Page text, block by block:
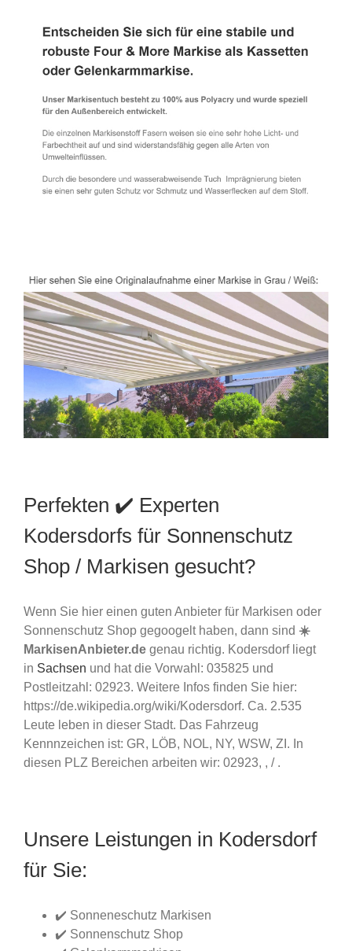
Perfekten ✔️ Experten
Kodersdorfs für Sonnenschutz
Shop / Markisen gesucht?
Wenn Sie hier einen guten Anbieter für Markisen oder
Sonnenschutz Shop gegoogelt haben, dann sind ☀️
MarkisenAnbieter.de genau richtig. Kodersdorf liegt
in Sachsen und hat die Vorwahl: 035825 und
Postleitzahl: 02923. Weitere Infos finden Sie hier:
https://de.wikipedia.org/wiki/Kodersdorf. Ca. 2.535
Leute leben in dieser Stadt. Das Fahrzeug
Kennnzeichen ist: GR, LÖB, NOL, NY, WSW, ZI. In
diesen PLZ Bereichen arbeiten wir: 02923, , / .
Unsere Leistungen in Kodersdorf
für Sie:
✔️ Sonneneschutz Markisen
✔️ Sonnenschutz Shop